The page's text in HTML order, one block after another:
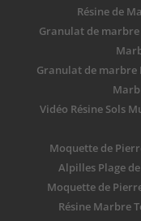
Résine de
Granulat de marbre
Granulat de marbre
Vidéo Résine Sols
Moquette de
Alpilles Plage
Moquette de
Résine Marbre